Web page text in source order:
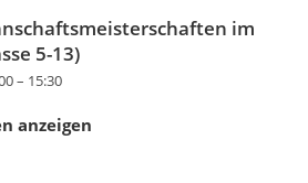
im
5-13)
– 15:30
anzeigen